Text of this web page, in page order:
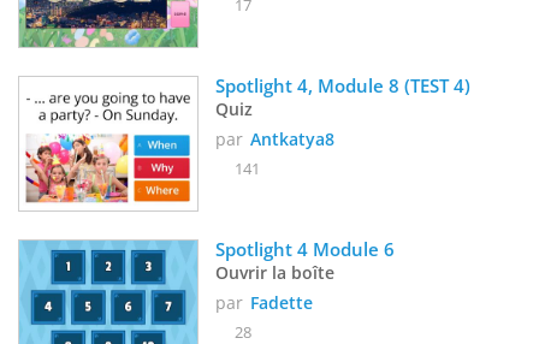
17
Spotlight 4, Module 8 (TEST 4)
Quiz
par Antkatya8
141
Spotlight 4 Module 6
Ouvrir la boîte
par Fadette
28